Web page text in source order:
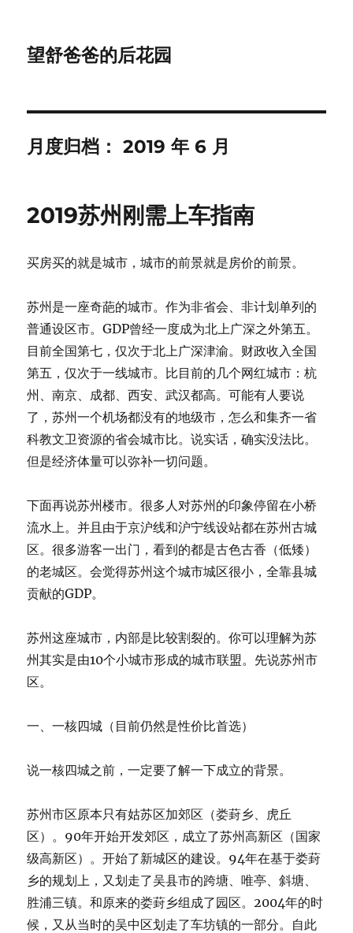
望舒爸爸的后花园
月度归档：2019 年 6 月
2019苏州刚需上车指南
买房买的就是城市，城市的前景就是房价的前景。
苏州是一座奇葩的城市。作为非省会、非计划单列的
普通设区市。GDP曾经一度成为北上广深之外第五。
目前全国第七，仅次于北上广深津渝。财政收入全国
第五，仅次于一线城市。比目前的几个网红城市：杭
州、南京、成都、西安、武汉都高。可能有人要说
了，苏州一个机场都没有的地级市，怎么和集齐一省
科教文卫资源的省会城市比。说实话，确实没法比。
但是经济体量可以弥补一切问题。
下面再说苏州楼市。很多人对苏州的印象停留在小桥
流水上。并且由于京沪线和沪宁线设站都在苏州古城
区。很多游客一出门，看到的都是古色古香（低矮）
的老城区。会觉得苏州这个城市城区很小，全靠县城
贡献的GDP。
苏州这座城市，内部是比较割裂的。你可以理解为苏
州其实是由10个小城市形成的城市联盟。先说苏州市
区。
一、一核四城（目前仍然是性价比首选）
说一核四城之前，一定要了解一下成立的背景。
苏州市区原本只有姑苏区加郊区（娄葑乡、虎丘
区）。90年开始开发郊区，成立了苏州高新区（国家
级高新区）。开始了新城区的建设。94年在基于娄葑
乡的规划上，又划走了吴县市的跨塘、唯亭、斜塘、
胜浦三镇。和原来的娄葑乡组成了园区。2004年的时
候，又从当时的吴中区划走了车坊镇的一部分。自此